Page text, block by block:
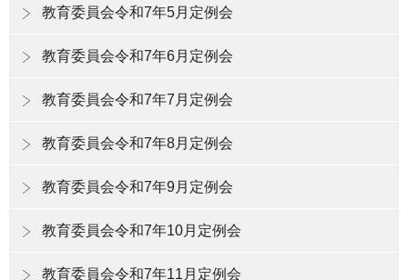
教育委員会令和7年5月定例会
教育委員会令和7年6月定例会
教育委員会令和7年7月定例会
教育委員会令和7年8月定例会
教育委員会令和7年9月定例会
教育委員会令和7年10月定例会
教育委員会令和7年11月定例会